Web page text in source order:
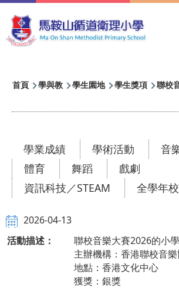
移至主內容
導
連
首頁 學與教 學生園地 學生獎項 聯校
學業成績 學術活動 音
體育
舞蹈
戲劇
資訊科技／STEAM
全學年
2026-04-13
活動描述：
聯校音樂大賽2026的小
主辦機構：香港聯校音
地點：香港文化中心
獲獎：銀獎